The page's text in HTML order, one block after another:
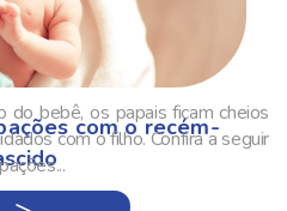
com o recém-
bebê, os papais ficam cheios
com o filho. Confira a seguir